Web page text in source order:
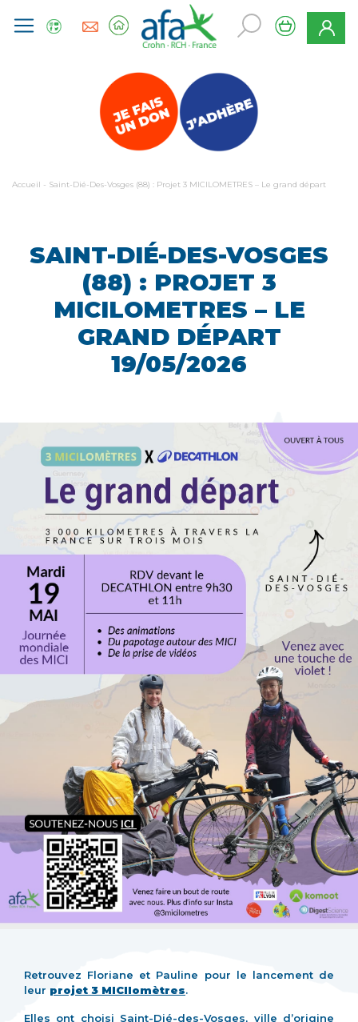
Accueil - Saint-Dié-Des-Vosges (88) : Projet 3 MICILOMETRES – Le grand départ
SAINT-DIÉ-DES-VOSGES
(88) : PROJET 3
MICILOMETRES – LE
GRAND DÉPART
19/05/2026
Retrouvez Floriane et Pauline pour le lancement de
leur projet 3 MICIlomètres.
Elles ont choisi Saint-Dié-des-Vosges, ville d’origine